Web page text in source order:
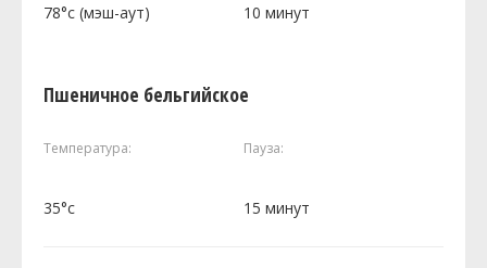
78°c (мэш-аут) 10 минут
Пшеничное бельгийское
Температура: Пауза:
35°c 15 минут